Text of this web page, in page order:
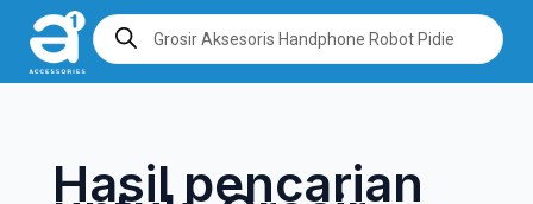
Lewati
konten
Products
search
Hasil pencarian
Cari
untuk: